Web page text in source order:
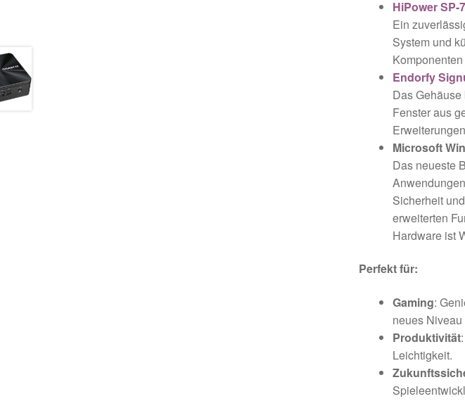
HiPower SP-
Ein
System und
Endorfy
Das
Fenster aus
Microsoft
Das neueste
Sicherheit
erweiterten
Hardware ist
Perfekt für:
Gaming:
neues
Produktivität
Leichtigkeit.